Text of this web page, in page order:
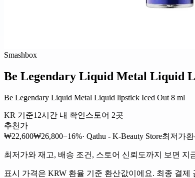
Smashbox
Be Legendary Liquid Metal Liquid
Be Legendary Liquid Metal Liquid lipstick Iced Out 8 ml
KR 기준12시간 내 확인스토어 2곳
추천가
₩22,600₩26,800−16%· Qathu - K-Beauty Store최저가
최저가와 재고, 배송 조건, 스토어 신뢰도까지 보면 지
표시 가격은 KRW 환율 기준 환산값이에요. 최종 결제